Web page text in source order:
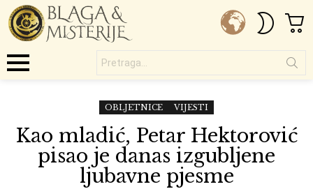
SKIN
OBLJETNICE VIJESTI
Kao mladić, Petar Hektorović
pisao je danas izgubljene
ljubavne pjesme